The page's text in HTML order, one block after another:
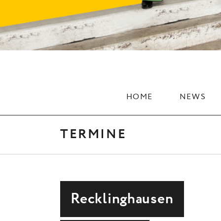
HOME NEWS
TERMINE
Recklinghausen